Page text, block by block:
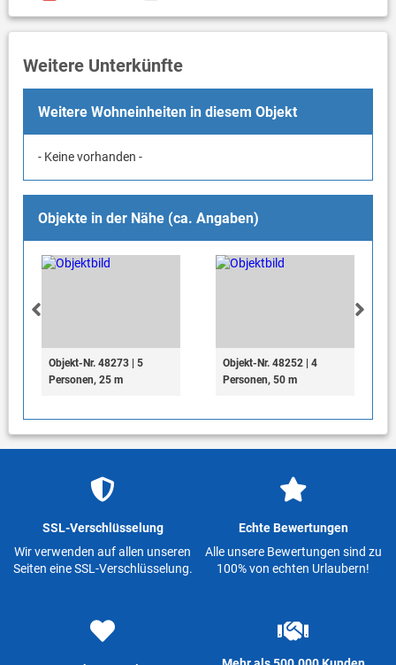
Weitere Unterkünfte
Weitere Wohneinheiten in diesem Objekt
- Keine vorhanden -
Objekte in der Nähe (ca. Angaben)
Objekt-Nr. 48273 | 5
Personen, 25 m
Objekt-Nr. 48252 | 4
Personen, 50 m
SSL-Verschlüsselung
Wir verwenden auf allen unseren
Seiten eine SSL-Verschlüsselung.
Echte Bewertungen
Alle unsere Bewertungen sind zu
100% von echten Urlaubern!